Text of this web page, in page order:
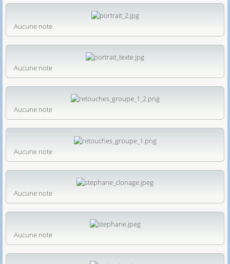
Aucune note
Aucune note
Aucune note
Aucune note
Aucune note
Aucune note